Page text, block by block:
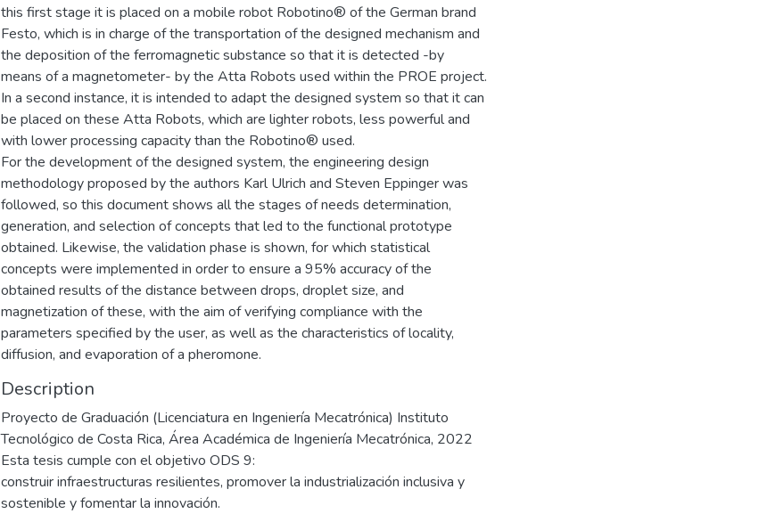
this first stage it is placed on a mobile robot Robotino® of the German brand
Festo, which is in charge of the transportation of the designed mechanism and
the deposition of the ferromagnetic substance so that it is detected -by
means of a magnetometer- by the Atta Robots used within the PROE project.
In a second instance, it is intended to adapt the designed system so that it can
be placed on these Atta Robots, which are lighter robots, less powerful and
with lower processing capacity than the Robotino® used.
For the development of the designed system, the engineering design
methodology proposed by the authors Karl Ulrich and Steven Eppinger was
followed, so this document shows all the stages of needs determination,
generation, and selection of concepts that led to the functional prototype
obtained. Likewise, the validation phase is shown, for which statistical
concepts were implemented in order to ensure a 95% accuracy of the
obtained results of the distance between drops, droplet size, and
magnetization of these, with the aim of verifying compliance with the
parameters specified by the user, as well as the characteristics of locality,
diffusion, and evaporation of a pheromone.
Description
Proyecto de Graduación (Licenciatura en Ingeniería Mecatrónica) Instituto
Tecnológico de Costa Rica, Área Académica de Ingeniería Mecatrónica, 2022
Esta tesis cumple con el objetivo ODS 9:
construir infraestructuras resilientes, promover la industrialización inclusiva y
sostenible y fomentar la innovación.